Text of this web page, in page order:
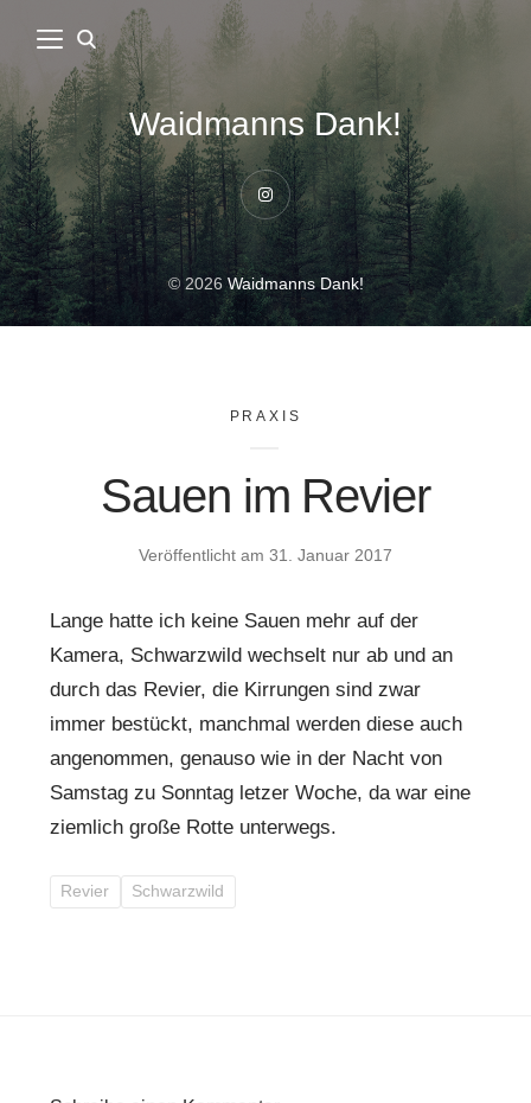
Waidmanns Dank!
Instagram
© 2026Waidmanns Dank!
PRAXIS
Sauen im Revier
Veröffentlicht am 31. Januar 2017
Lange hatte ich keine Sauen mehr auf der
Kamera, Schwarzwild wechselt nur ab und an
durch das Revier, die Kirrungen sind zwar
immer bestückt, manchmal werden diese auch
angenommen, genauso wie in der Nacht von
Samstag zu Sonntag letzer Woche, da war eine
ziemlich große Rotte unterwegs.
Revier Schwarzwild